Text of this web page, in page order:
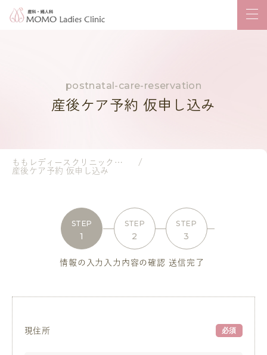
産後ケア予約 仮申し込み
ももレディースクリニック｜岡山市の産婦人科・小児科
産後ケア予約 仮申し込み
STEP
1
情報の入力
STEP
2
入力内容の確認
STEP
3
送信完了
現住所 必須